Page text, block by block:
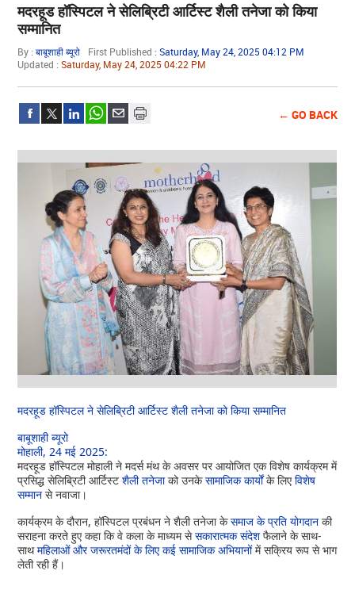
मदरहूड हॉस्पिटल ने सेलिब्रिटी आर्टिस्ट शैली तनेजा को किया
सम्मानित
By :बाबूशाही ब्यूरो First Published :Saturday, May 24, 2025 04:12 PM
Updated :Saturday, May 24, 2025 04:22 PM
← GO BACK
मदरहूड हॉस्पिटल ने सेलिब्रिटी आर्टिस्ट शैली तनेजा को किया सम्मानित
बाबूशाही ब्यूरो
मोहाली, 24 मई 2025:
मदरहूड हॉस्पिटल मोहाली ने मदर्स मंथ के अवसर पर आयोजित एक विशेष कार्यक्रम में
प्रसिद्ध सेलिब्रिटी आर्टिस्टशैली तनेजाको उनकेसामाजिक कार्योंके लिएविशेष
सम्मान से नवाजा।
कार्यक्रम के दौरान, हॉस्पिटल प्रबंधन ने शैली तनेजा केसमाज के प्रति योगदान की
सराहना करते हुए कहा कि वे कला के माध्यम सेसकारात्मक संदेशफैलाने के साथ-
साथमहिलाओं और जरूरतमंदों के लिए कई सामाजिक अभियानोंमें सक्रिय रूप से भाग
लेती रही हैं।